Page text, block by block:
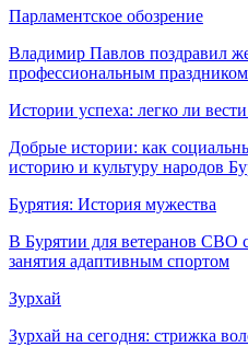
Парламентское обозрение
Владимир Павлов поздравил
профессиональным праздником
Истории успеха: легко ли
Добрые истории: как
историю и культуру народов
Бурятия: История мужества
В Бурятии для ветеранов СВО
занятия адаптивным спортом
Зурхай
Зурхай на сегодня: стрижка